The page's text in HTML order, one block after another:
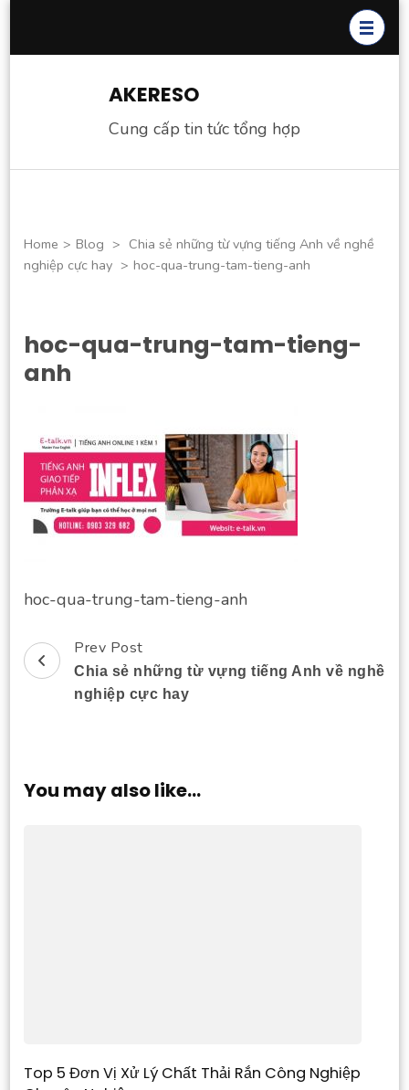
AKERESO
Cung cấp tin tức tổng hợp
Home > Blog > Chia sẻ những từ vựng tiếng Anh về nghề
nghiệp cực hay > hoc-qua-trung-tam-tieng-anh
hoc-qua-trung-tam-tieng-
anh
hoc-qua-trung-tam-tieng-anh
Post
Navigation
Prev Post
Chia sẻ những từ vựng tiếng Anh về nghề
nghiệp cực hay
You may also like...
Top 5 Đơn Vị Xử Lý Chất Thải Rắn Công Nghiệp